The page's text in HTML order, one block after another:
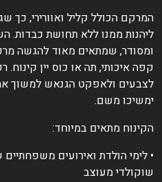
המרקם הכולל קליל ואוורירי, כך
ליהנות ממנו ללא תחושת כבדות.
ומסודר, שמתאים מאוד להגשה
קפה איכותי, תה או כוס יין קינוח.
לצבעים ולאפקט הגנאש למשוך את
ימשיכו משם.
הקינוח מתאים במיוחד:
• לימי הולדת ואירועים משפחתיים
שוקולדי מעוצב